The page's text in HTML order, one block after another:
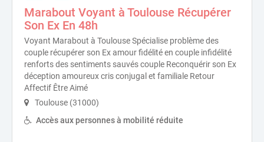
Marabout Voyant à Toulouse Récupérer
Son Ex En 48h
Voyant Marabout à Toulouse Spécialise problème des
couple récupérer son Ex amour fidélité en couple infidélité
renforts des sentiments sauvés couple Reconquérir son Ex
déception amoureux cris conjugal et familiale Retour
Affectif Être Aimé
Toulouse (31000)
Accès aux personnes à mobilité réduite